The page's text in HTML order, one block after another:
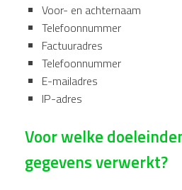
Voor- en achternaam
Telefoonnummer
Factuuradres
Telefoonnummer
E-mailadres
IP-adres
Voor welke
gegevens verwerkt?